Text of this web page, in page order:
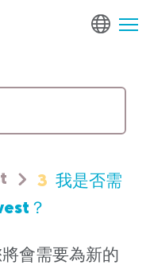
3 我是否需
？
將會需要為新的